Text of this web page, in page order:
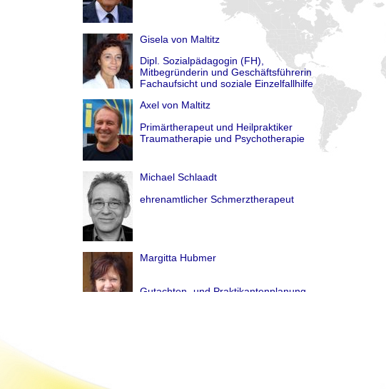
Gisela von Maltitz
Dipl. Sozialpädagogin (FH),
Mitbegründerin und Geschäftsführerin
Fachaufsicht und soziale Einzelfallhilfe
Axel von Maltitz
Primärtherapeut und Heilpraktiker
Traumatherapie und Psychotherapie
Michael Schlaadt
ehrenamtlicher Schmerztherapeut
Margitta Hubmer
Gutachten- und Praktikantenplanung